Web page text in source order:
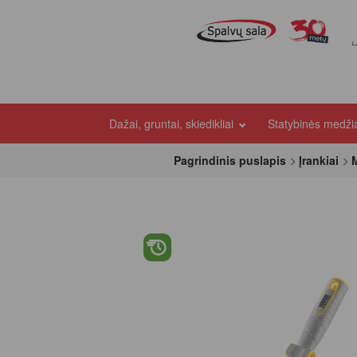
Dažai, gruntai, skiedikliai Statybinės
Pagrindinis puslapis Įrankiai